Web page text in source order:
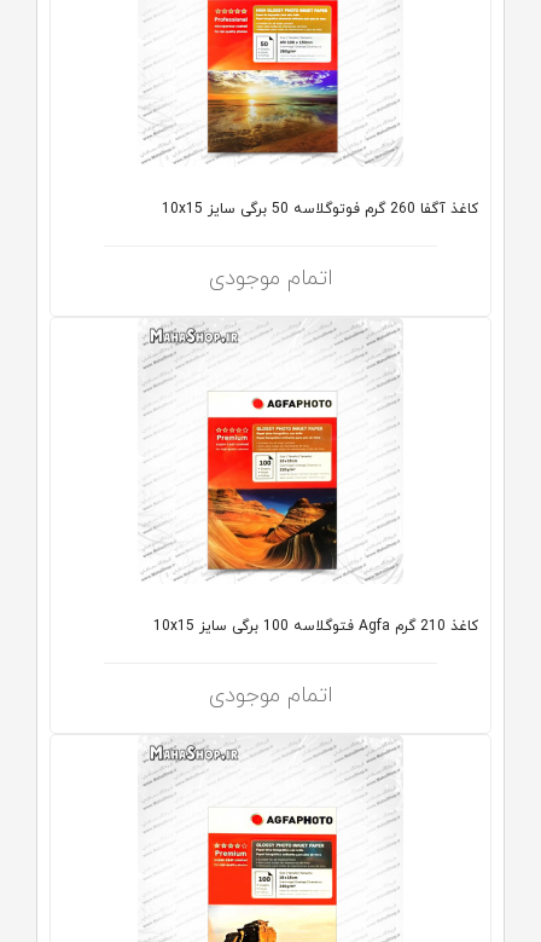
کاغذ آگفا 260 گرم فوتوگلاسه 50 برگی سایز 10x15
اتمام موجودی
کاغذ 210 گرم Agfa فتوگلاسه 100 برگی سایز 10x15
اتمام موجودی